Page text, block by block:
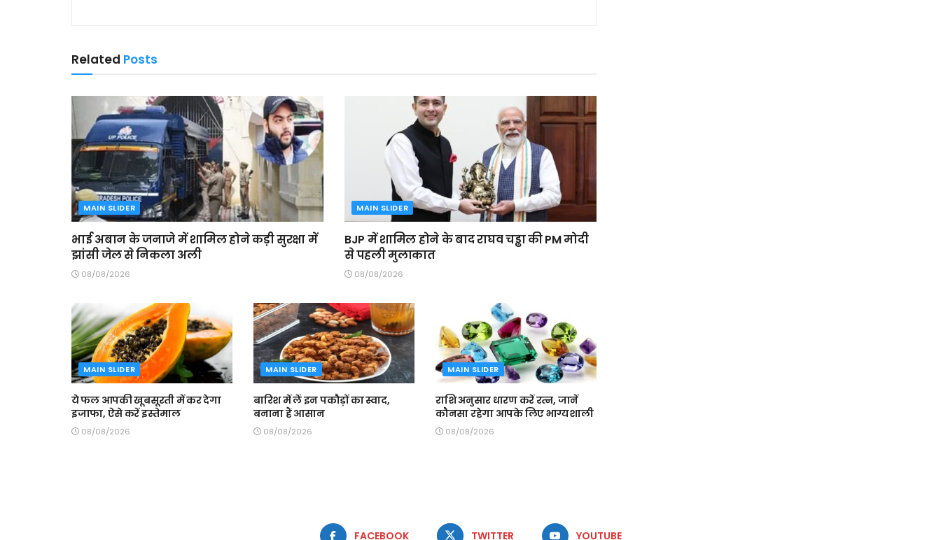
Related Posts
MAIN SLIDER
भाई अबान के जनाजे में शामिल होने कड़ी सुरक्षा में
झांसी जेल से निकला अली
08/08/2026
MAIN SLIDER
BJP में शामिल होने के बाद राघव चड्ढा की PM मोदी
से पहली मुलाकात
08/08/2026
MAIN SLIDER
ये फल आपकी खूबसूरती में कर देगा
इजाफा, ऐसे करें इस्तेमाल
08/08/2026
MAIN SLIDER
बारिश में लें इन पकौड़ों का स्वाद,
बनाना हैं आसान
08/08/2026
MAIN SLIDER
राशि अनुसार धारण करें रत्न, जानें
कौनसा रहेगा आपके लिए भाग्यशाली
08/08/2026
FACEBOOK TWITTER YOUTUBE